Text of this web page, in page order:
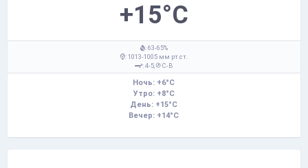
+15°C
: 63-65%
: 1013-1005 мм рт.ст.
: 4-5,
С-В
Ночь: +6°C
Утро: +8°C
День: +15°C
Вечер: +14°C